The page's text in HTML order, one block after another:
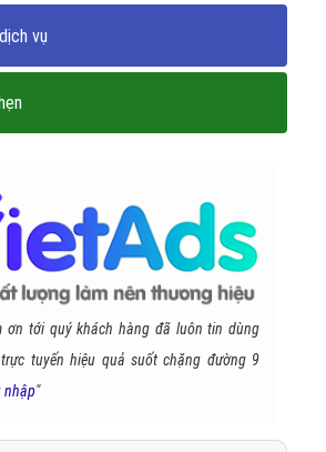
vụ
ơn tới quý khách hàng đã luôn tin dùng
tuyến hiệu quả suốt chặng đường 9
nhập"